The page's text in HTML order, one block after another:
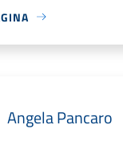
Angela Pancaro